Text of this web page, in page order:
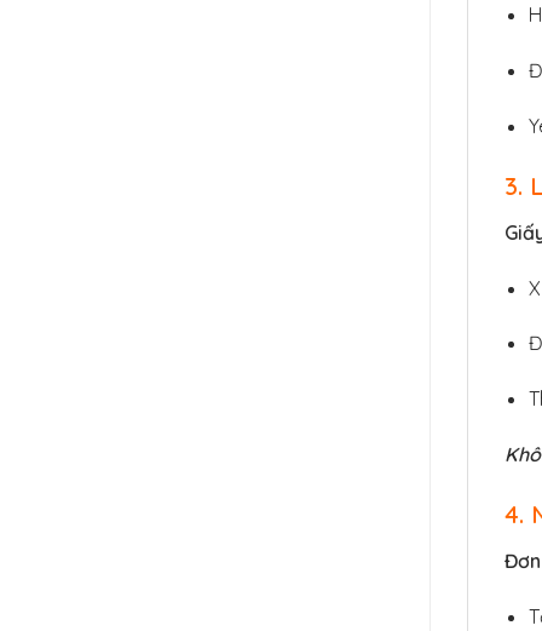
3.
4.